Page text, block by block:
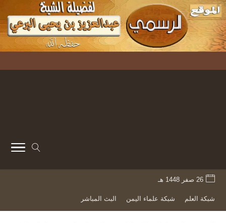
26 صفر 1448 هـ
شبكة العلم شبكة علماء اليمن البث المباشر